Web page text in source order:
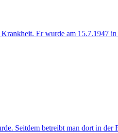
Er wurde am 15.7.1947
Seitdem betreibt man dort in